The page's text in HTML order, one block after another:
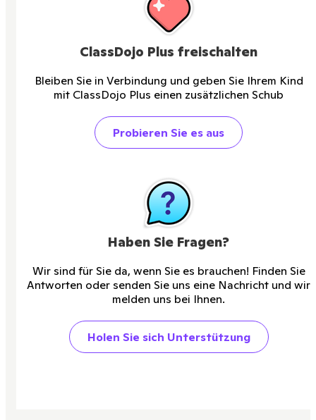
ClassDojo Plus freischalten
Bleiben Sie in Verbindung und geben Sie Ihrem Kind
mit ClassDojo Plus einen zusätzlichen Schub
Probieren Sie es aus
Haben Sie Fragen?
Wir sind für Sie da, wenn Sie es brauchen! Finden Sie
Antworten oder senden Sie uns eine Nachricht und wir
melden uns bei Ihnen.
Holen Sie sich Unterstützung